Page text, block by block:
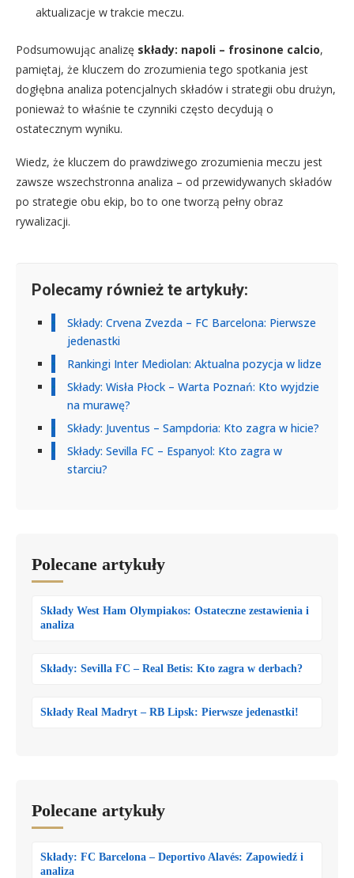
aktualizacje w trakcie meczu.
Podsumowując analizę składy: napoli – frosinone calcio,
pamiętaj, że kluczem do zrozumienia tego spotkania jest
dogłębna analiza potencjalnych składów i strategii obu drużyn,
ponieważ to właśnie te czynniki często decydują o
ostatecznym wyniku.
Wiedz, że kluczem do prawdziwego zrozumienia meczu jest
zawsze wszechstronna analiza – od przewidywanych składów
po strategie obu ekip, bo to one tworzą pełny obraz
rywalizacji.
Polecamy również te artykuły:
Składy: Crvena Zvezda – FC Barcelona: Pierwsze
jedenastki
Rankingi Inter Mediolan: Aktualna pozycja w lidze
Składy: Wisła Płock – Warta Poznań: Kto wyjdzie
na murawę?
Składy: Juventus – Sampdoria: Kto zagra w hicie?
Składy: Sevilla FC – Espanyol: Kto zagra w
starciu?
Polecane artykuły
Składy West Ham Olympiakos: Ostateczne zestawienia i
analiza
Składy: Sevilla FC – Real Betis: Kto zagra w derbach?
Składy Real Madryt – RB Lipsk: Pierwsze jedenastki!
Polecane artykuły
Składy: FC Barcelona – Deportivo Alavés: Zapowiedź i
analiza